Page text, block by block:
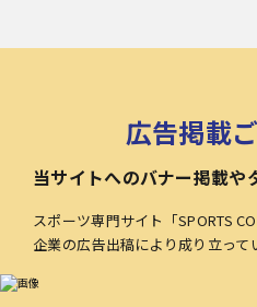
広告掲載
当サイトへのバナー掲載や
スポーツ専門サイト「SPORTS
企業の広告出稿により成り立って